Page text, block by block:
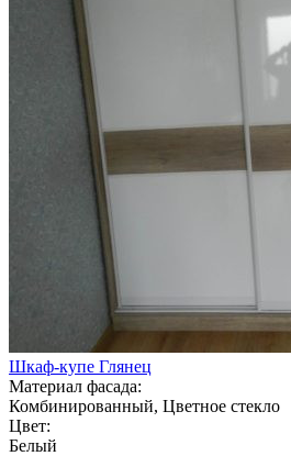
Шкаф-купе Глянец
Материал фасада:
Комбинированный, Цветное стекло
Цвет:
Белый